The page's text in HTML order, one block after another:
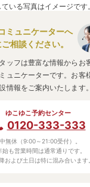
いる写真はイメージです。
ミュニケーターへ
相談ください。
ッフは豊富な情報からお
ュニケーターです。お客
情報をご案内いたします。
ゆこゆこ予約センター
0120-333-333
無休（9:00～21:00受付）。
始も営業時間は通常通りです。
および土日は特に混み合います。